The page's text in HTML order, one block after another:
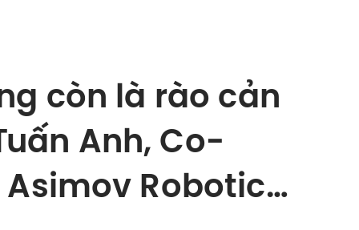
còn là rào cản
Anh, Co-
Asimov Robotic